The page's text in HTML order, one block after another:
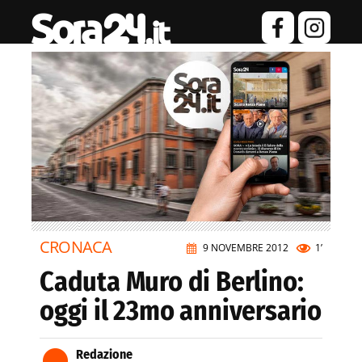
9 NOVEMBRE 2012 1’
CRONACA
Caduta Muro di Berlino:
oggi il 23mo anniversario
Redazione